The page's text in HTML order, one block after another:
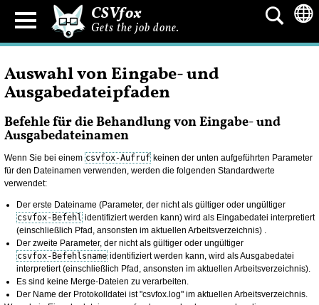
CSVfox
Gets the job done.
Auswahl von Eingabe- und
Ausgabedateipfaden
Befehle für die Behandlung von Eingabe- und
Ausgabedateinamen
Wenn Sie bei einem csvfox-Aufruf keinen der unten aufgeführten Parameter
für den Dateinamen verwenden, werden die folgenden Standardwerte
verwendet:
Der erste Dateiname (Parameter, der nicht als gültiger oder ungültiger
csvfox-Befehlidentifiziert werden kann) wird als Eingabedatei interpretiert
(einschließlich Pfad, ansonsten im aktuellen Arbeitsverzeichnis) .
Der zweite Parameter, der nicht als gültiger oder ungültiger
csvfox-Befehlsnameidentifiziert werden kann, wird als Ausgabedatei
interpretiert (einschließlich Pfad, ansonsten im aktuellen Arbeitsverzeichnis).
Es sind keine Merge-Dateien zu verarbeiten.
Der Name der Protokolldatei ist "csvfox.log" im aktuellen Arbeitsverzeichnis.